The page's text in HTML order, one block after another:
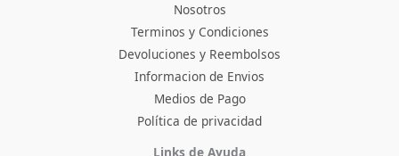
Nosotros
Terminos y Condiciones
Devoluciones y Reembolsos
Informacion de Envios
Medios de Pago
Política de privacidad
Links de Ayuda
Facebook
Instagram
TikTokPinterest